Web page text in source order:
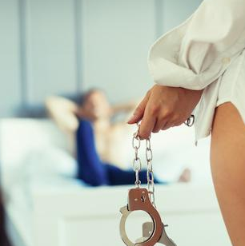
La sieste empêche-t-elle
de dormir la nuit ?
VIH : la fin du comprimé
tous les jours se profile-t-
elle enfin ?